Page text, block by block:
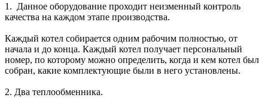
1. Данное оборудование проходит неизменный контроль
качества на каждом этапе производства.
Каждый котел собирается одним рабочим полностью, от
начала и до конца. Каждый котел получает персональный
номер, по которому можно определить, когда и кем котел был
собран, какие комплектующие были в него установлены.
2. Два теплообменника.